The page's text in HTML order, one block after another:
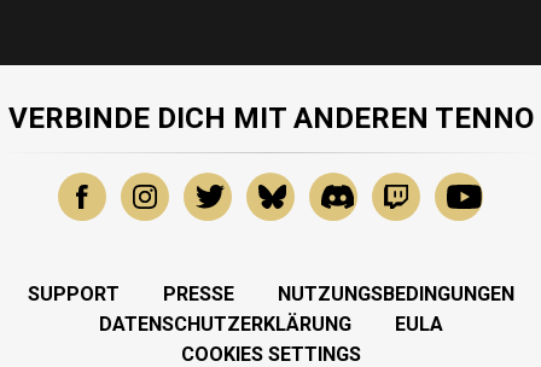
VERBINDE DICH MIT ANDEREN TENNO
SUPPORT PRESSE
NUTZUNGSBEDINGUNGEN
DATENSCHUTZERKLÄRUNG
EULA
COOKIES SETTINGS